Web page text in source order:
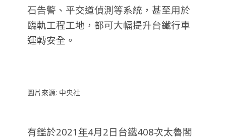
石告警、平交道偵測等系統，甚至用於
臨軌工程工地，都可大幅提升台鐵行車
運轉安全。
圖片來源: 中央社
有鑑於2021 年4月2日台鐵408次太魯閣